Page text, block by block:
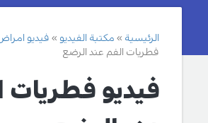
الرئيسية مكتبة الفيديو
فيديو
فطريات الفم عند الرضع
فيديو فطريات